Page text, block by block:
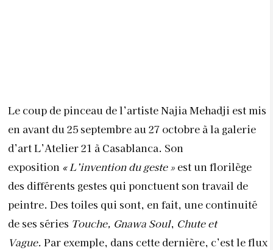
Le coup de pinceau de l’artiste Najia Mehadji est mis
en avant du 25 septembre au 27 octobre à la galerie
d’art L’Atelier 21 à Casablanca. Son
exposition «L’invention du geste » est un florilège
des différents gestes qui ponctuent son travail de
peintre. Des toiles qui sont, en fait, une continuité
de ses séries Touche, Gnawa Soul, Chute et
Vague. Par exemple, dans cette dernière, c’estle flux